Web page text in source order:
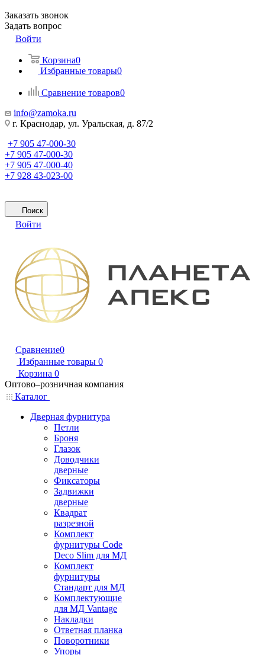
Заказать звонок
Задать вопрос
Войти
Корзина0
Избранные товары0
Сравнение товаров0
info@zamoka.ru
г. Краснодар, ул. Уральская, д. 87/2
+7 905 47-000-30
+7 905 47-000-30
+7 905 47-000-40
+7 928 43-023-00
Поиск
Войти
Сравнение0
Избранные товары 0
Корзина 0
Оптово–розничная компания
Каталог
Дверная фурнитура
Петли
Броня
Глазок
Доводчики
дверные
Фиксаторы
Задвижки
дверные
Квадрат
разрезной
Комплект
фурнитуры Code
Deco Slim для МД
Комплект
фурнитуры
Стандарт для МД
Комплектующие
для МД Vantage
Накладки
Ответная планка
Поворотники
Упоры